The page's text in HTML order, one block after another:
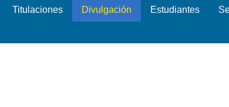
Titulaciones Divulgación Estudiantes